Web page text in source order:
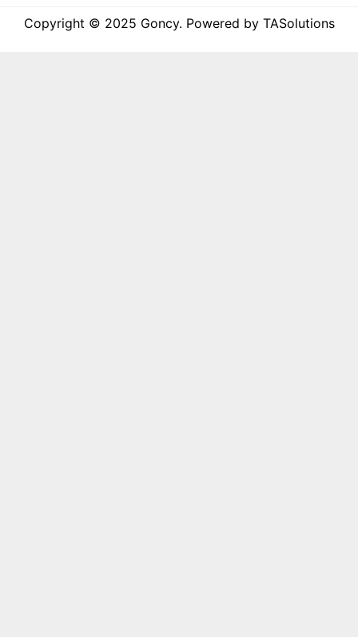
Copyright © 2025 Goncy. Powered by TASolutions